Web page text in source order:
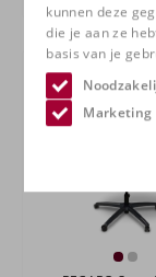
kunnen deze
die je aan ze
basis van je
Marketing